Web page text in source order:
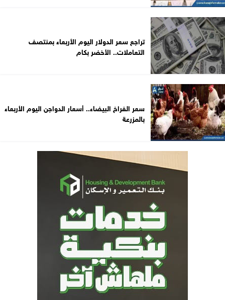
تراجع سعر الدولار اليوم الأربعاء بمنتصف
التعاملات.. الأخضر بكام
سعر الفراخ البيضاء.. أسعار الدواجن اليوم الأربعاء
بالمزرعة